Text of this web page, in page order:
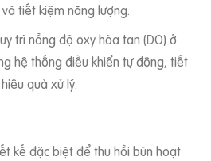
tiết kiệm năng lượng.
trì nồng độ oxy hòa tan (DO) ở
hệ thống điều khiển tự động, tiết
quả xử lý.
kế đặc biệt để thu hồi bùn hoạt